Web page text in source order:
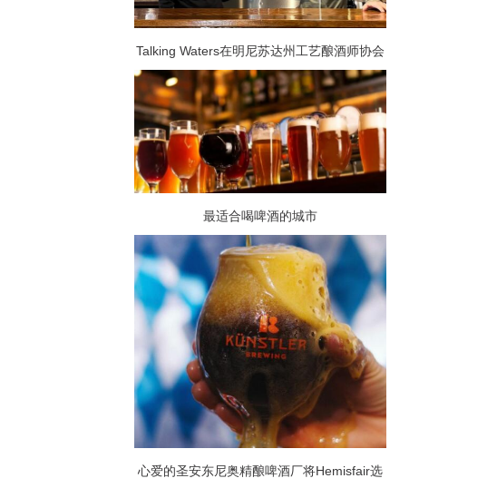
Talking Waters在明尼苏达州工艺酿酒师协会
的酿酒师杯上获得两枚奖牌
最适合喝啤酒的城市
心爱的圣安东尼奥精酿啤酒厂将Hemisfair选